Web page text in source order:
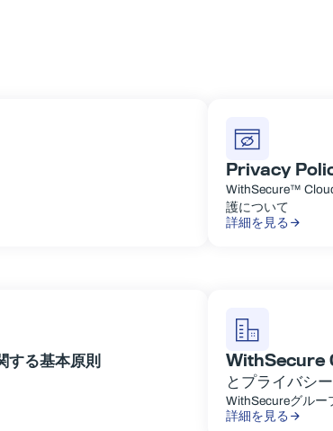
Privacy
WithSecure™
護について
詳細を見る
する基本原則
WithSecure
とプライバシー
WithSecureグル
詳細を見る